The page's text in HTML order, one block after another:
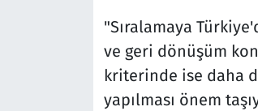
"Sıralamaya
ve geri dönüşüm
kriterinde ise daha
yapılması önem